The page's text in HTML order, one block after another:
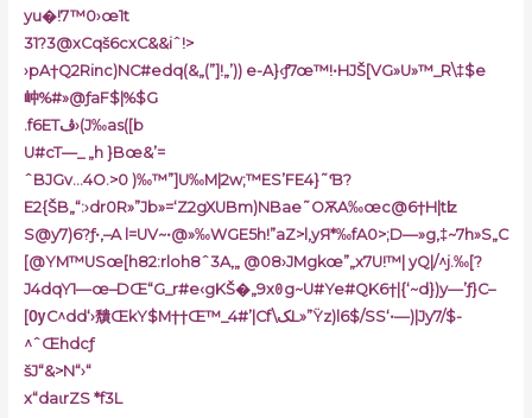
yu�!7™0›œ1t
31?3@xCqš6cxC&&iˆ!>
›pA†Q2Rinc)NC#edq(&„(”]!„’)) e-A}‹ƒ7œ™!•HJŠ[VG»U»™_R\‡$e
㞲%#»@ƒaF$|%$G
.f6ETڤ›(J‰as([b
U#cT—_ „h }Bœ&’=
ˆBJGv…4O.>0 )‰™”]U‰M|2w;™ES’FE4}˜Ɓ?
E2{ŠB„“:›dr0R»”Jb»=‘Z2gXUBm)NBae˜OѪA‰œc@6†H|tʫ
S@y7)6?ƒ•‚–A l=UV~•@»‰WGE5h!”aZ>l,yЯ*‰fA0>;D—»g‚‡~7h»S„C
[@YM™USœ[h82:rloh8ˆ3A,„ @08›JMgkœ”„x7U!™| yQ|/^j.‰[?
J4dqY1—œ–DŒ“G_r#e‹gKŠ�„9xꏿg~U#Ye#QK6†|{‘~d})y—’ƒ}C–
[ѸC^dd‘›穨ŒkY$M††Œ™_4#’|Cf\ﮏL»”Ÿz)l6$/SS‘•—)|Jy7/$-
^ˆŒhdcƒ
šJ“&>N“›“
x“daɩrZS *f3L